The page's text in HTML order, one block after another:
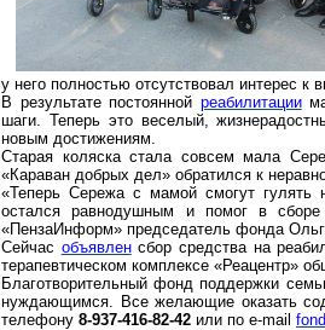
у него полностью отсутствовал интерес к
В результате постоянной реабилитации
шаги. Теперь это веселый,
новым достижениям.
Старая коляска стала совсем мала
«Караван добрых дел» обратился к
«Теперь Сережа с мамой смогут
остался равнодушным и помог в
«ПензаИнформ» председатель фонда
Сейчас объявлен сбор средства на
терапевтическом комплексе «Реацентр»
Благотворительный фонд поддержки
нуждающимся. Все желающие оказать
телефону 8-937-416-82-42 или по e-mail